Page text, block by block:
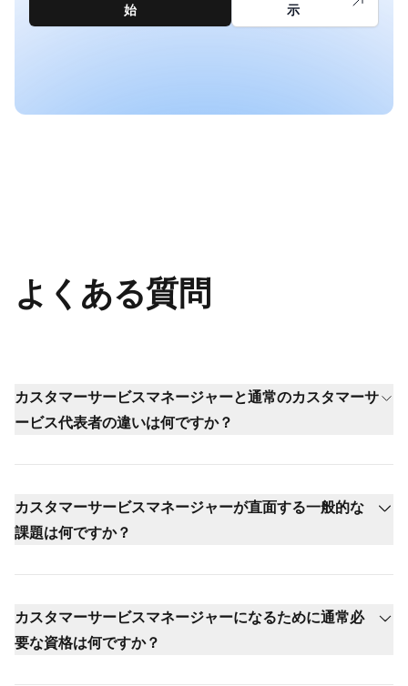
始
示
よくある質問
カスタマーサービスマネージャーと通常のカスタマーサ
ービス代表者の違いは何ですか？
カスタマーサービスマネージャーが直面する一般的な
課題は何ですか？
カスタマーサービスマネージャーになるために通常必
要な資格は何ですか？